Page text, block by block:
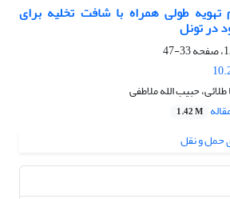
طولی همراه با شافت تخلیه برای
در تونل
33-47
حبیب الله ملاطفی
1.42 M